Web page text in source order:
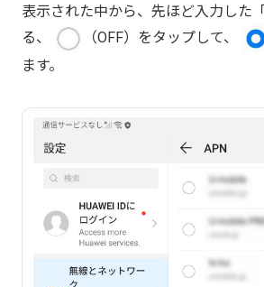
表示された中から、先ほど入力した
る、
（OFF）をタップして、
ます。